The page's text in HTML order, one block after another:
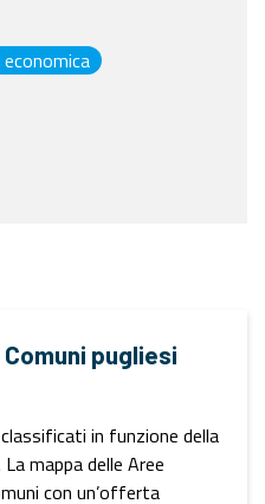
pugliesi
in funzione della
mappa delle Aree
con un’offerta